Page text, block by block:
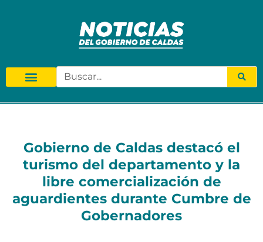
Gobierno de Caldas destacó el
turismo del departamento y la
libre comercialización de
aguardientes durante Cumbre de
Gobernadores